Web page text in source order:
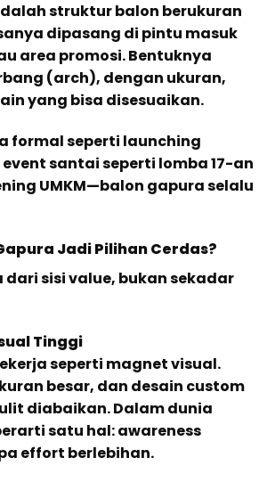
struktur balon berukuran
dipasang di pintu masuk
area promosi. Bentuknya
(arch), dengan ukuran,
yang bisa disesuaikan.
formal seperti launching
santai seperti lomba 17-an
UMKM—balon gapura selalu
Jadi Pilihan Cerdas?
sisi value, bukan sekadar
Tinggi
seperti magnet visual.
besar, dan desain custom
diabaikan. Dalam dunia
satu hal: awareness
effort berlebihan.